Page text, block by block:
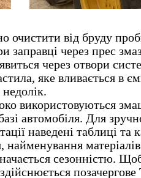
від бруду
через прес
через отвори
яке вливається в
використовуються
автомобіля. Для
наведені таблиці
найменування
сезонністю.